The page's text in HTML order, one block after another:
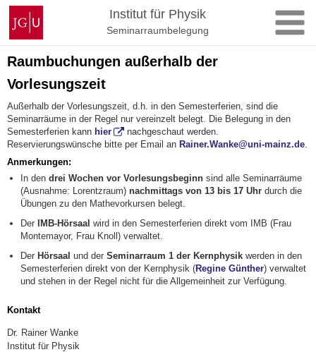
Zum
Inhalt
springen
Johannes
Gutenberg-
Universität
Mainz
Institut für Physik
Seminarraumbelegung
Raumbuchungen außerhalb der
Vorlesungszeit
Außerhalb der Vorlesungszeit, d.h. in den Semesterferien, sind die
Seminarräume in der Regel nur vereinzelt belegt. Die Belegung in den
Semesterferien kann hier
nachgeschaut werden.
Reservierungswünsche bitte per Email an Rainer.Wanke@uni-mainz.de
Anmerkungen:
In dendrei Wochen vor Vorlesungsbeginn sind alle Seminarräume
(Ausnahme: Lorentzraum)nachmittags von 13 bis 17 Uhr durch die
Übungen zu den Mathevorkursen belegt.
Der
IMB-Hörsaal wird in den Semesterferien direkt vom IMB (Frau
Montemayor, Frau Knoll) verwaltet.
Der Hörsaalund derSeminarraum 1 der Kernphysik werden in den
Semesterferien direkt von der Kernphysik (Regine Günther) verwaltet
und stehen in der Regel nicht für die Allgemeinheit zur Verfügung.
Kontakt
Dr. Rainer Wanke
Institut für Physik